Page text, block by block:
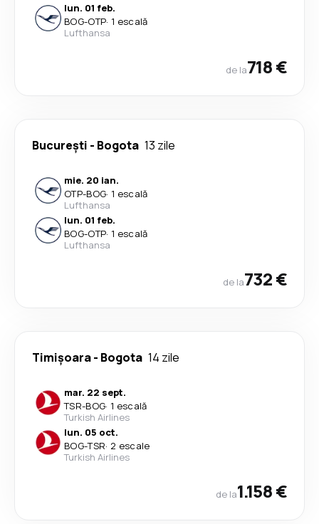
lun. 01 feb.
BOG-OTP· 1 escală
Lufthansa
de la718 €
București - Bogota 13 zile
mie. 20 ian.
OTP-BOG· 1 escală
Lufthansa
lun. 01 feb.
BOG-OTP· 1 escală
Lufthansa
de la732 €
Timișoara- Bogota 14 zile
mar. 22 sept.
TSR-BOG· 1 escală
Turkish Airlines
lun. 05 oct.
BOG-TSR· 2 escale
Turkish Airlines
de la1.158 €